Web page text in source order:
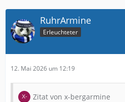
RuhrArmine
Erleuchteter
12. Mai 2026 um 12:19
Zitat von x-bergarmine